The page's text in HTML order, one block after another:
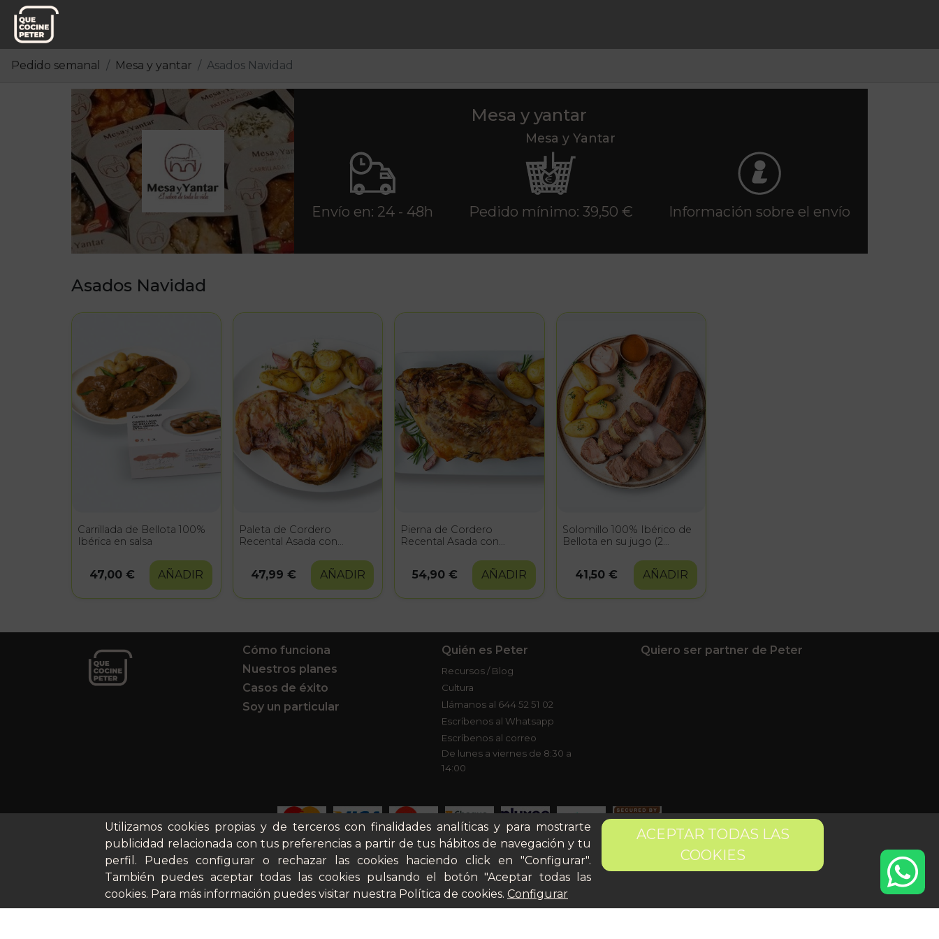
Pedido semanal Mesa y yantar Asados Navidad
Mesa y yantar
Mesa y Yantar
Envío en: 24 - 48h Pedido mínimo: 39,50 € Información sobre el envío
Asados Navidad
Carrillada de Bellota 100%
Ibérica en salsa
47,00 € AÑADIR
Paleta de Cordero
Recental Asada con
47,99 € AÑADIR
Pierna de Cordero
Recental Asada con
54,90 € AÑADIR
Solomillo 100% Ibérico de
Bellota en su jugo (2
41,50 € AÑADIR
Utilizamos cookies propias y de terceros con finalidades analíticas y para mostrarte
publicidad relacionada con tus preferencias a partir de tus hábitos de navegación y tu
perfil. Puedes configurar o rechazar las cookies haciendo click en "Configurar".
También puedes aceptar todas las cookies pulsando el botón "Aceptar todas las
cookies. Para más información puedes visitar nuestra Política de cookies. Configurar
ACEPTAR TODAS LAS
COOKIES
Cómo funciona
Nuestros planes
Casos de éxito
Soy un particular
Quién es Peter
Recursos / Blog
Cultura
Llámanos al 644 52 51 02
Escríbenos al Whatsapp
Escríbenos al correo
De lunes a viernes de 8:30 a
14:00
Quiero ser partner de Peter
Aviso legal Términos y condiciones Pago seguro Gestión de Cookies